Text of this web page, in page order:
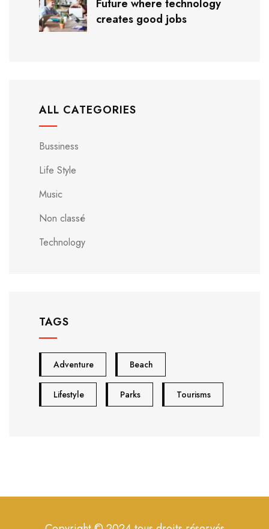
Future where technology
creates good jobs
ALL CATEGORIES
Bussiness
Life Style
Music
Non classé
Technology
TAGS
Adventure Beach
Lifestyle Parks Tourisms